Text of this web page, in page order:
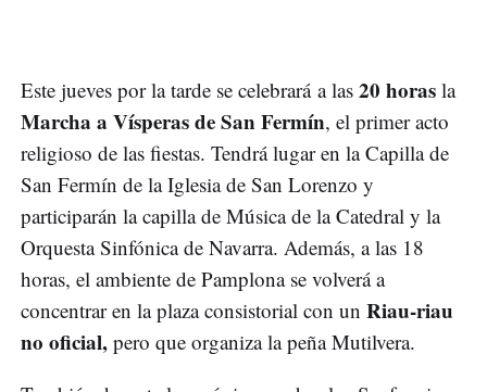
Este jueves por la tarde se celebrará a las 20 horas la
Marcha a Vísperas de San Fermín, el primer acto
religioso de las fiestas. Tendrá lugar en la Capilla de
San Fermín de la Iglesia de San Lorenzo y
participarán la capilla de Música de la Catedral y la
Orquesta Sinfónica de Navarra. Además, a las 18
horas, el ambiente de Pamplona se volverá a
concentrar en la plaza consistorial con un Riau-riau
no oficial, pero que organiza la peña Mutilvera.